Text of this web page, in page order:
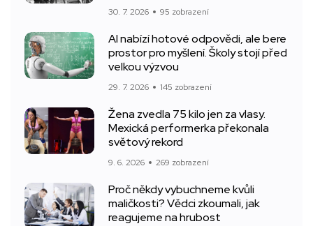
30. 7. 2026 95 zobrazení
AI nabízí hotové odpovědi, ale bere
prostor pro myšlení. Školy stojí před
velkou výzvou
29. 7. 2026 145 zobrazení
Žena zvedla 75 kilo jen za vlasy.
Mexická performerka překonala
světový rekord
9. 6. 2026 269 zobrazení
Proč někdy vybuchneme kvůli
maličkosti? Vědci zkoumali, jak
reagujeme na hrubost